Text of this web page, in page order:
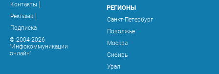
Контакты
Реклама
Подписка
© 2004-2026
"Инфокоммуникации
онлайн"
РЕГИОНЫ
Санкт-Петербург
Поволжье
Москва
Сибирь
Урал